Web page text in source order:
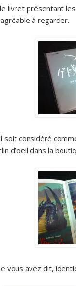
livret présentant les
à regarder.
soit considéré
d’oeil dans la
vous avez dit,